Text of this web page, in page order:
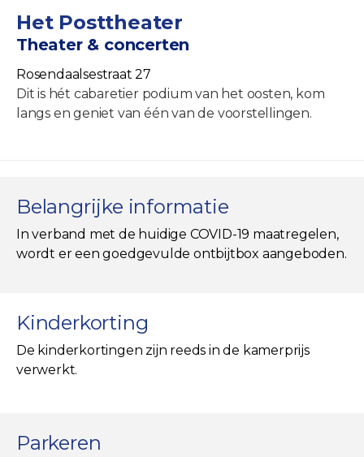
Het Posttheater
Theater & concerten
Rosendaalsestraat 27
Dit is hét cabaretier podium van het oosten, kom
langs en geniet van één van de voorstellingen.
Belangrijke informatie
In verband met de huidige COVID-19 maatregelen,
wordt er een goedgevulde ontbijtbox aangeboden.
Kinderkorting
De kinderkortingen zijn reeds in de kamerprijs
verwerkt.
Parkeren